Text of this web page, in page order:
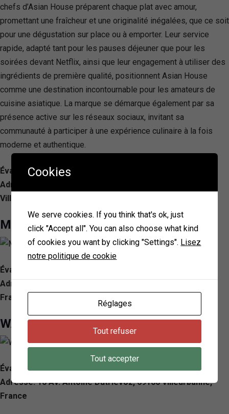
chefs d’Asian House préparent chaque plat avec amour,
promettant une fraîcheur et une originalité inégalées, que ce soit
pour une dégustation sur place ou à emporter. Leur service
rapide, adapté tant pour les pauses déjeuner que pour les
soirées devant Netflix, ainsi que leur engagement à utiliser des
ingrédients de première qualité, positionnent Asian House
comme une destination incontournable pour les amateurs de
cuisine asiatique. La marque se démarque également par sa
présence active sur les réseaux sociaux, invitant sa
communauté à participer à une expérience culinaire à la fois
moderne et authentique.
Évaluation: 4.4/ 5 — 380
Adresse: 166 Rue Francis de Pressensé, 69100
Villeurbanne, France
MIYAKO Sushi
Évaluation: 4.3/ 5 — 311
Adresse: 4 Rue Alexandre Boutin, 69100 Villeurbanne,
France
WAKAI Restaurant Japonais
Évaluation: 4.3/ 5 — 300
Adresse: 10 Av. Antoine Dutrievoz, 69100 Villeurbanne,
France
Cookies
We serve cookies. If you think that's ok, just
click "Accept all". You can also choose what kind
of cookies you want by clicking "Settings". Lisez
notre politique de cookie
Réglages
Tout refuser
Tout accepter